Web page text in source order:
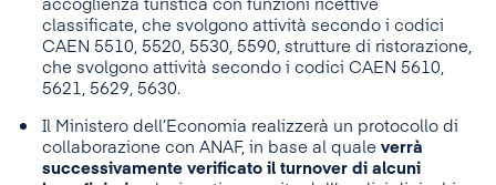
accoglienza turistica con funzioni ricettive
classificate, che svolgono attività secondo i codici
CAEN 5510, 5520, 5530, 5590, strutture di ristorazione,
che svolgono attività secondo i codici CAEN 5610,
5621, 5629, 5630.
Il Ministero dell’Economia realizzerà un protocollo di
collaborazione con ANAF, in base al quale verrà
successivamente verificato il turnover di alcuni